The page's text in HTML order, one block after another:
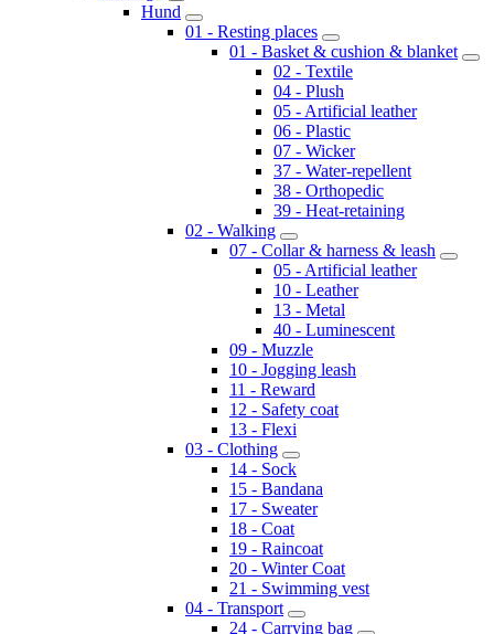
Hund
01 - Resting places
01 - Basket & cushion & blanket
02 - Textile
04 - Plush
05 - Artificial leather
06 - Plastic
07 - Wicker
37 - Water-repellent
38 - Orthopedic
39 - Heat-retaining
02 - Walking
07 - Collar & harness & leash
05 - Artificial leather
10 - Leather
13 - Metal
40 - Luminescent
09 - Muzzle
10 - Jogging leash
11 - Reward
12 - Safety coat
13 - Flexi
03 - Clothing
14 - Sock
15 - Bandana
17 - Sweater
18 - Coat
19 - Raincoat
20 - Winter Coat
21 - Swimming vest
04 - Transport
24 - Carrying bag